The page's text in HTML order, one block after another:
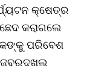
କ୍ଷେତ୍ର
କରାଗଲେ
ପରିବେଶ
ଜବରଦଖଲ